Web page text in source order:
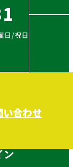
日/祝日
い合わせ